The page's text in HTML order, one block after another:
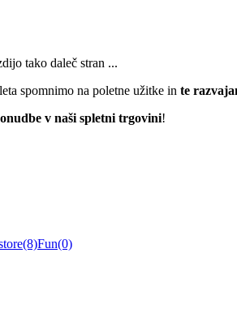
tako daleč stran ...
spomnimo na poletne užitke in te
v naši spletni trgovini!
(8)Fun(0)